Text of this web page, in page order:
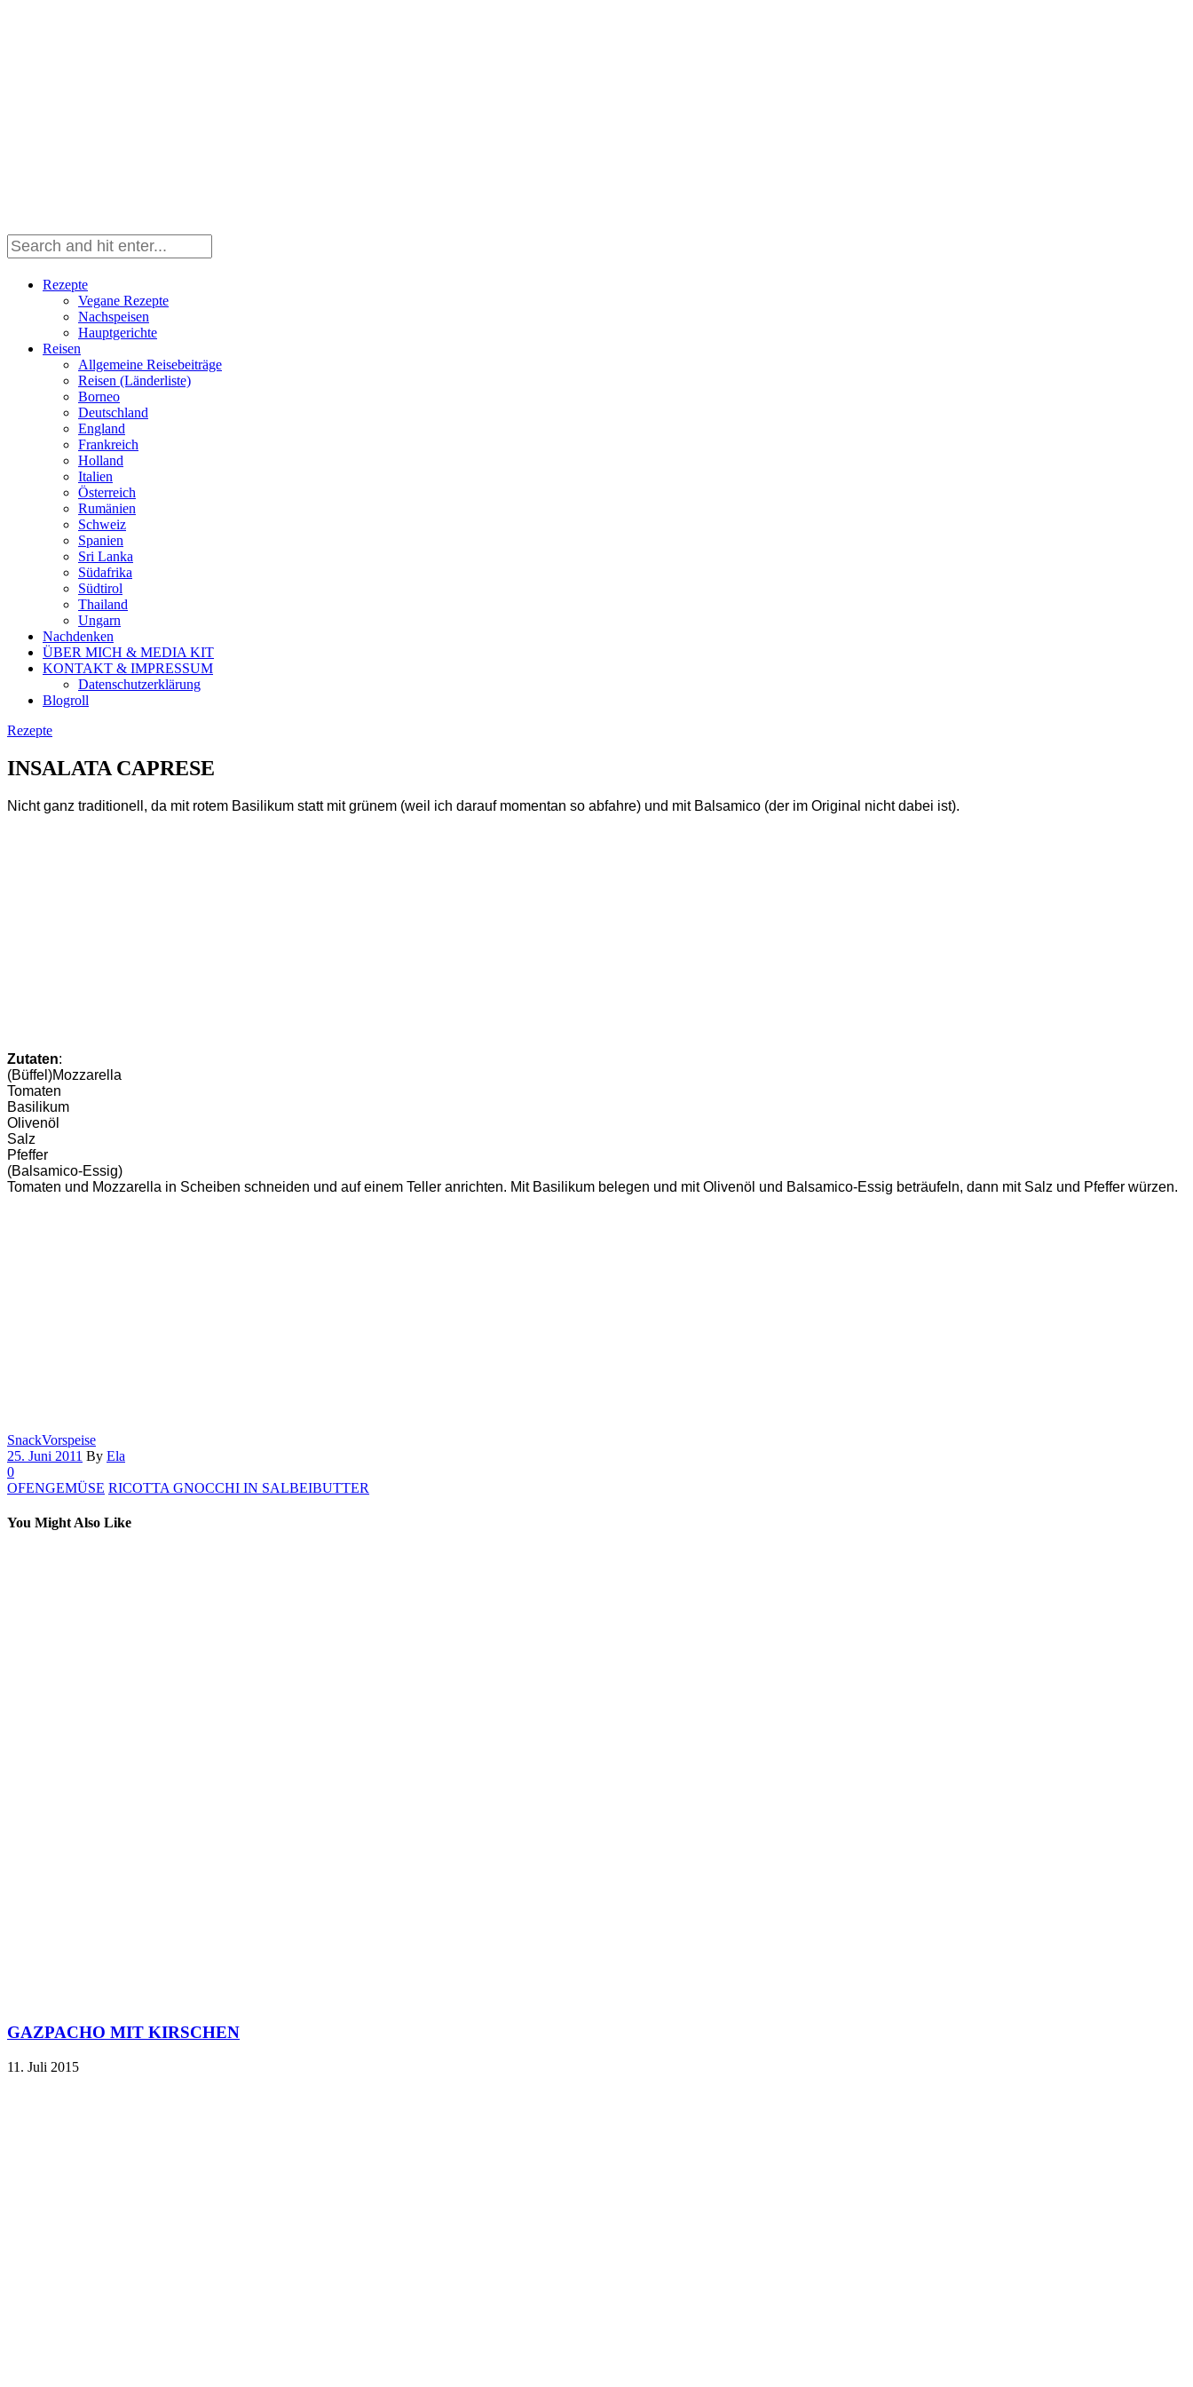
Rezepte
Vegane Rezepte
Nachspeisen
Hauptgerichte
Reisen
Allgemeine Reisebeiträge
Reisen (Länderliste)
Borneo
Deutschland
England
Frankreich
Holland
Italien
Österreich
Rumänien
Schweiz
Spanien
Sri Lanka
Südafrika
Südtirol
Thailand
Ungarn
Nachdenken
ÜBER MICH & MEDIA KIT
KONTAKT & IMPRESSUM
Datenschutzerklärung
Blogroll
Rezepte
INSALATA CAPRESE
Nicht ganz traditionell, da mit rotem Basilikum statt mit grünem (weil ich darauf momentan so abfahre) und mit Balsamico (der im Original nicht dabei ist).
Zutaten:
(Büffel)Mozzarella
Tomaten
Basilikum
Olivenöl
Salz
Pfeffer
(Balsamico-Essig)
Tomaten und Mozzarella in Scheiben schneiden und auf einem Teller anrichten. Mit Basilikum belegen und mit Olivenöl und Balsamico-Essig beträufeln, dann mit Salz und Pfeffer würzen.
SnackVorspeise
25. Juni 2011 By Ela
0
OFENGEMÜSE RICOTTA GNOCCHI IN SALBEIBUTTER
You Might Also Like
GAZPACHO MIT KIRSCHEN
11. Juli 2015